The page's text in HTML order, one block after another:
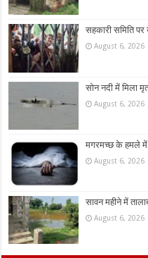
सहकारी समिति
August 6, 2026
सोन नदी में मिला
August 6, 2026
मगरमच्छ के हमले में
August 6, 2026
सावन महीने में
August 6, 2026